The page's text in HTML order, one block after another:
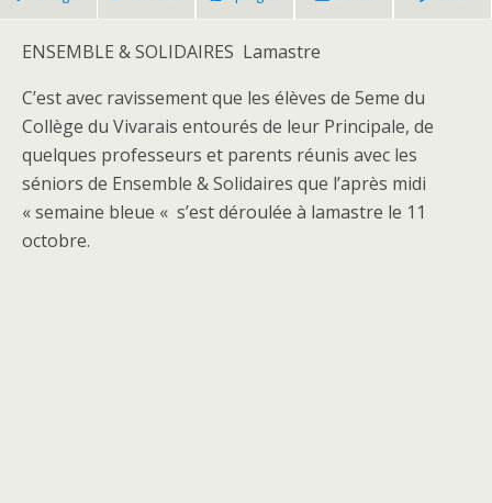
ENSEMBLE & SOLIDAIRES Lamastre
C’est avec ravissement que les élèves de 5eme du
Collège du Vivarais entourés de leur Principale, de
quelques professeurs et parents réunis avec les
séniors de Ensemble & Solidaires que l’après midi
« semaine bleue « s’est déroulée à lamastre le 11
octobre.